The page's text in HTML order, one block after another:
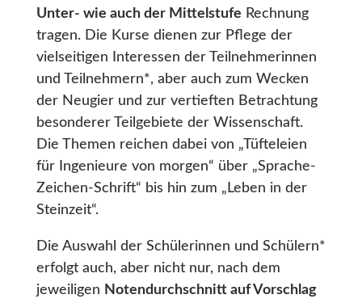
Unter- wie auch der Mittelstufe Rechnung
tragen. Die Kurse dienen zur Pflege der
vielseitigen Interessen der Teilnehmerinnen
und Teilnehmern*, aber auch zum Wecken
der Neugier und zur vertieften Betrachtung
besonderer Teilgebiete der Wissenschaft.
Die Themen reichen dabei von „Tüfteleien
für Ingenieure von morgen“ über „Sprache-
Zeichen-Schrift“ bis hin zum „Leben in der
Steinzeit“.
Die Auswahl der Schülerinnen und Schülern*
erfolgt auch, aber nicht nur, nach dem
jeweiligen Notendurchschnitt auf Vorschlag